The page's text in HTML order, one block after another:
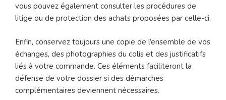
vous pouvez également consulter les procédures de
litige ou de protection des achats proposées par celle-ci.
Enfin, conservez toujours une copie de l’ensemble de vos
échanges, des photographies du colis et des justificatifs
liés à votre commande. Ces éléments faciliteront la
défense de votre dossier si des démarches
complémentaires deviennent nécessaires.